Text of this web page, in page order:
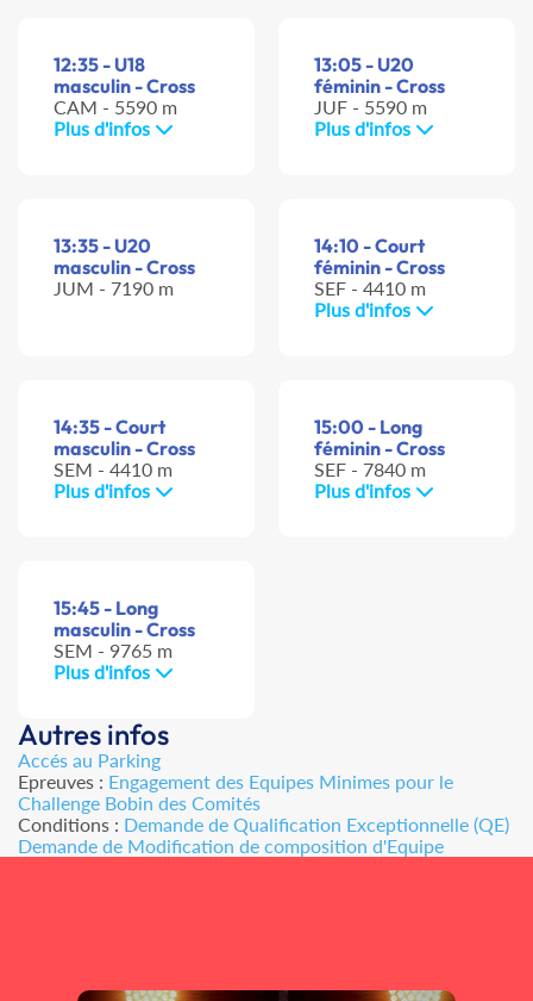
12:35 - U18
masculin - Cross
CAM - 5590 m
Plus d'infos
13:05 - U20
féminin - Cross
JUF - 5590 m
Plus d'infos
13:35 - U20
masculin - Cross
JUM - 7190 m
14:10 - Court
féminin - Cross
SEF - 4410 m
Plus d'infos
14:35 - Court
masculin - Cross
SEM - 4410 m
Plus d'infos
15:00 - Long
féminin - Cross
SEF - 7840 m
Plus d'infos
15:45 - Long
masculin - Cross
SEM - 9765 m
Plus d'infos
Autres infos
Accés au Parking
Epreuves : Engagement des Equipes Minimes pour le
Challenge Bobin des Comités
Conditions : Demande de Qualification Exceptionnelle (QE)
Demande de Modification de composition d'Equipe